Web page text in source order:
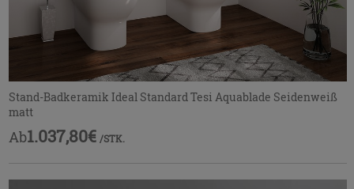
Stand-Badkeramik Ideal Standard Tesi Aquablade Seidenweiß
matt
Ab1.037,80€ /STK.